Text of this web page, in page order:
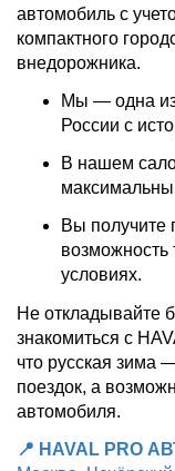
автомобиль с
компактного
внедорожника.
Мы — одна из
России с
В нашем
Вы получите
возможность
условиях.
Не откладывайте
знакомиться с
что русская зима
поездок, а
автомобиля.
📍 HAVAL PRO